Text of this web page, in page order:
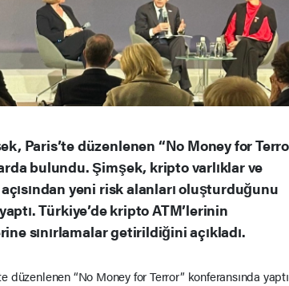
Paris’te düzenlenen “No Money for
bulundu. Şimşek, kripto varlıklar ve
yeni risk alanları oluşturduğunu
Türkiye’de kripto ATM’lerinin
sınırlamalar getirildiğini açıkladı.
“No Money for Terror” konferansında